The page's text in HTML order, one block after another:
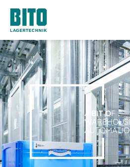
A BIT OF